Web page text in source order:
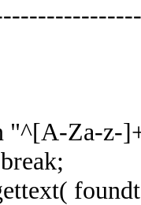
"^[A-Za-z-